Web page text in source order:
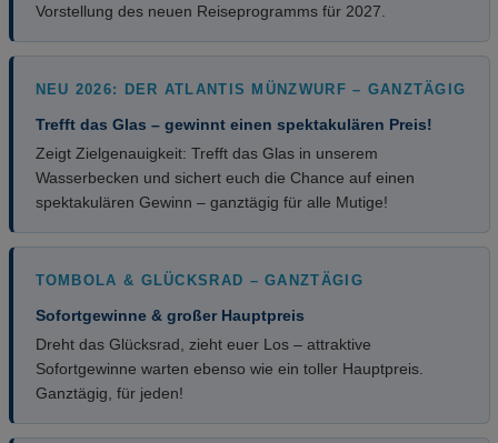
Vorstellung des neuen Reiseprogramms für 2027.
NEU 2026: DER ATLANTIS MÜNZWURF – GANZTÄGIG
Trefft das Glas – gewinnt einen spektakulären Preis!
Zeigt Zielgenauigkeit: Trefft das Glas in unserem
Wasserbecken und sichert euch die Chance auf einen
spektakulären Gewinn – ganztägig für alle Mutige!
TOMBOLA & GLÜCKSRAD – GANZTÄGIG
Sofortgewinne & großer Hauptpreis
Dreht das Glücksrad, zieht euer Los – attraktive
Sofortgewinne warten ebenso wie ein toller Hauptpreis.
Ganztägig, für jeden!